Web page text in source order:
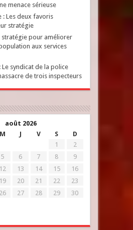
menace sérieuse
: Les deux favoris
stratégie
stratégie pour améliorer
population aux services
Le syndicat de la police
de trois inspecteurs
août 2026
M J V S D
1
2
5 6 7 8
9
12 13 14 15
16
19 20 21 22
23
26 27 28 29
30